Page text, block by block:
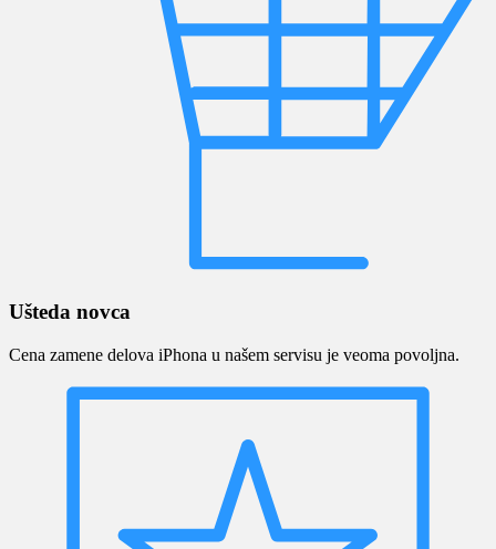
Ušteda novca
Cena zamene delova iPhona u našem servisu je veoma povoljna.